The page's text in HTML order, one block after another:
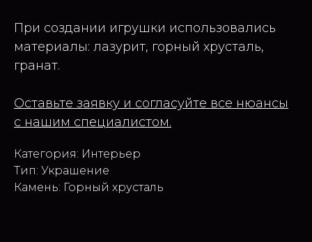
При создании игрушки использовались
материалы: лазурит, горный хрусталь,
гранат.
Оставьте заявку и согласуйте все нюансы
с нашим специалистом.
Категория: Интерьер
Тип: Украшение
Камень: Горный хрусталь